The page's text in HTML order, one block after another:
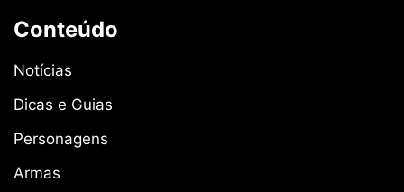
Conteúdo
Notícias
Dicas e Guias
Personagens
Armas